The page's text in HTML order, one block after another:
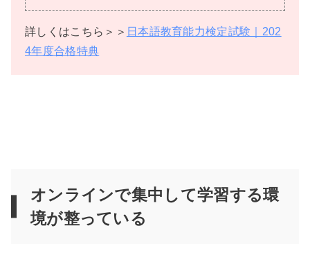
詳しくはこちら＞＞ 日本語教育能力検定試験｜202
4年度合格特典
オンラインで集中して学習する環
境が整っている